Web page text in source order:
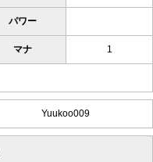
パワー
マナ 1
Yuukoo009